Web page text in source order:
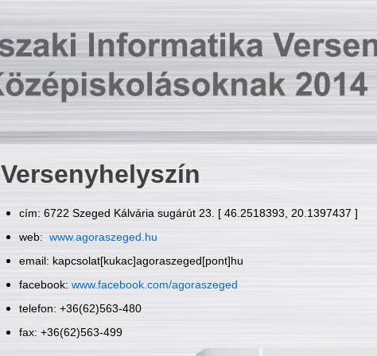
Versenyhelyszín
cím: 6722 Szeged Kálvária sugárút 23. [ 46.2518393, 20.1397437 ]
web: www.agoraszeged.hu
email: kapcsolat[kukac]agoraszeged[pont]hu
facebook: www.facebook.com/agoraszeged
telefon: +36(62)563-480
fax: +36(62)563-499